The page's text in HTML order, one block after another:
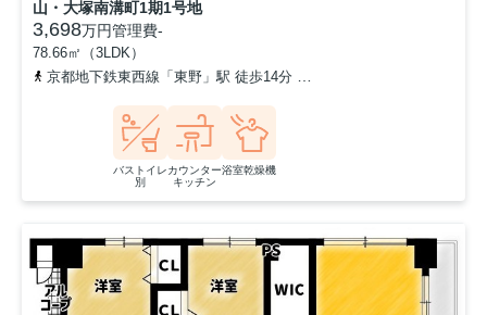
山・大塚南溝町1期1号地
3,698万円管理費-
78.66㎡（3LDK）
京都地下鉄東西線「東野」駅 徒歩14分
バストイレ
別
カウンター
キッチン
浴室乾燥機